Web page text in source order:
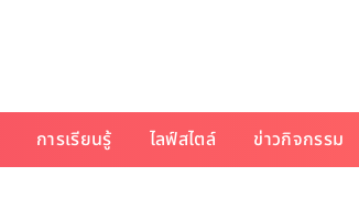
การเรียนรู้ ไลฟ์สไตล์ ข่าวกิจกรรม